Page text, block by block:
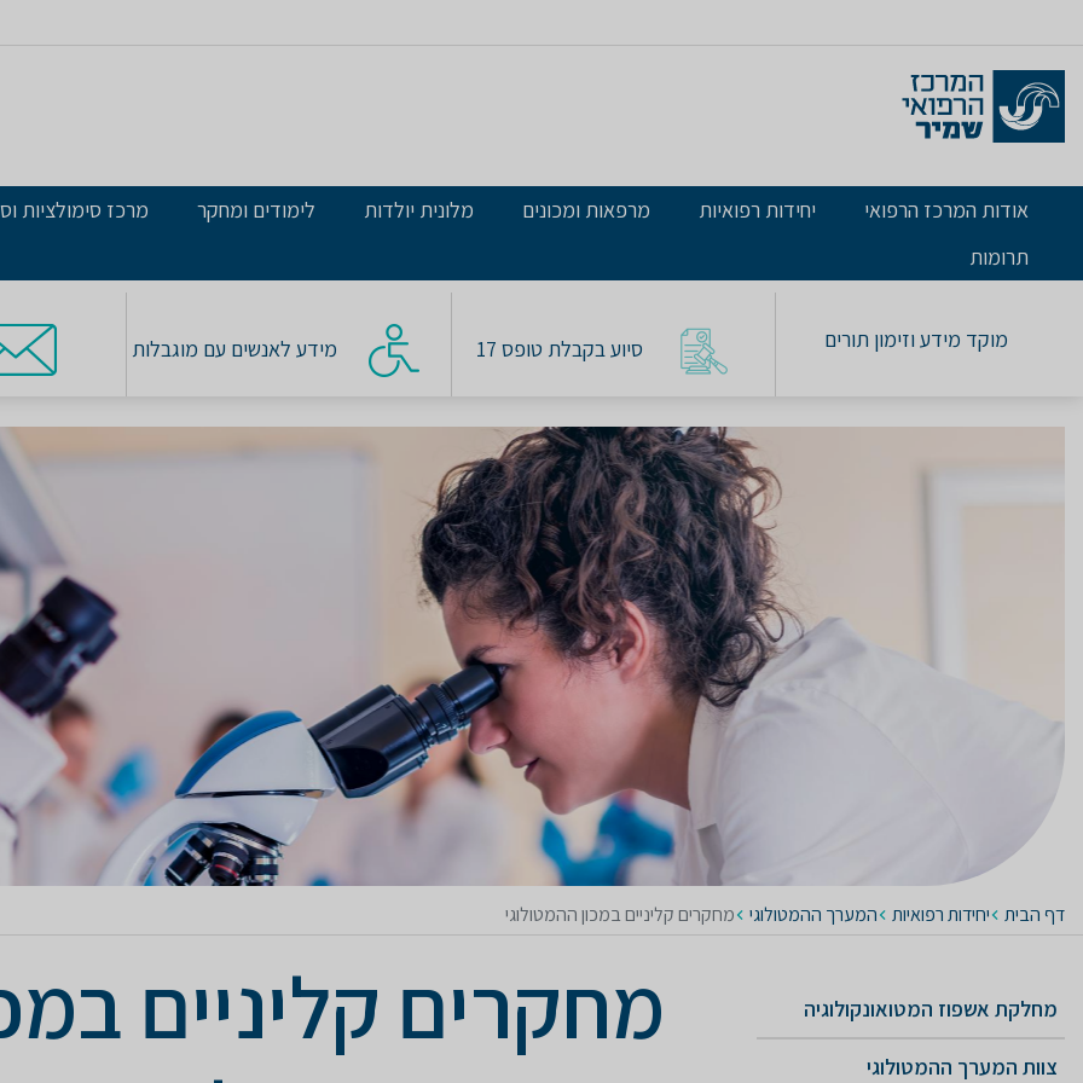
אודות המרכז הרפואי יחידות רפואיות מרפאות ומכונים מלונית יולדות לימודים ומחקר
מרכז סימולציות
תרומות
מוקד מידע וזימון תורים סיוע בקבלת טופס 17 מידע לאנשים עם מוגבלות
דף הבית יחידות רפואיות המערך ההמטולוגי מחקרים קליניים במכון ההמטולוגי
מחלקת אשפוז המטואונקולוגיה
צוות המערך ההמטולוגי
מחקרים קליניים